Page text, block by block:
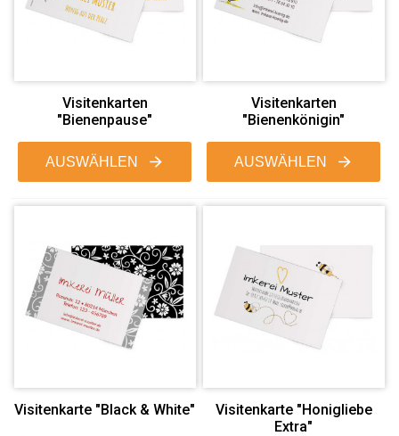
Visitenkarten
"Bienenpause"
AUSWÄHLEN
Visitenkarten
"Bienenkönigin"
AUSWÄHLEN
Visitenkarte "Black & White"
Visitenkarte "Honigliebe
Extra"